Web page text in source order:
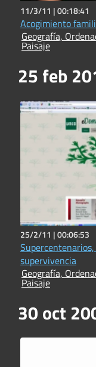
11/3/11 |00:18:41
Acogimiento
Geografía,
Paisaje
25 feb
25/2/11 |00:06:53
supervivencia
Geografía,
Paisaje
30 oct